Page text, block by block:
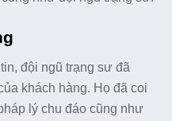
đội ngũ trạng sư đã
khách hàng. Họ đã coi
lý chu đáo cũng như